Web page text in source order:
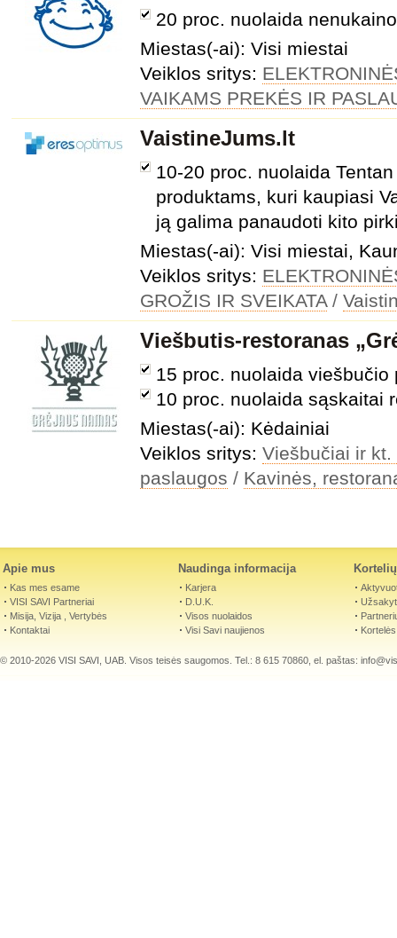
20 proc. nuolaida
Miestas(-ai): Visi miestai
Veiklos sritys:
VAIKAMS PREKĖS IR
VaistineJums.lt
10-20 proc. nuolaida
produktams, kuri kaupiasi
ją galima panaudoti kito
Miestas(-ai): Visi miestai,
Veiklos sritys:
GROŽIS IR SVEIKATA/
Viešbutis-restoranas
15 proc. nuolaida viešbučio
10 proc. nuolaida sąskaitai
Miestas(-ai): Kėdainiai
Veiklos sritys: Viešbučiai ir
paslaugos / Kavinės,
Apie mus
Kas mes esame
VISI SAVI Partneriai
Misija, Vizija , Vertybės
Kontaktai
Naudinga informacija
Karjera
D.U.K.
Visos nuolaidos
Visi Savi naujienos
© 2010-2026 VISI SAVI, UAB. Visos teisės saugomos. Tel.: 8 615 70860, el. paštas: